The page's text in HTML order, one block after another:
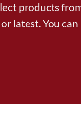
products
latest. You